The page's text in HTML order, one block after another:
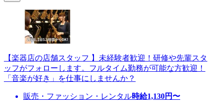
【楽器店の店舗スタッフ 】未経験者歓迎！研修や先輩スタ
ッフがフォローします。フルタイム勤務が可能な方歓迎！
「音楽が好き」を仕事にしませんか？
販売・ファッション・レンタル時給1,130円〜